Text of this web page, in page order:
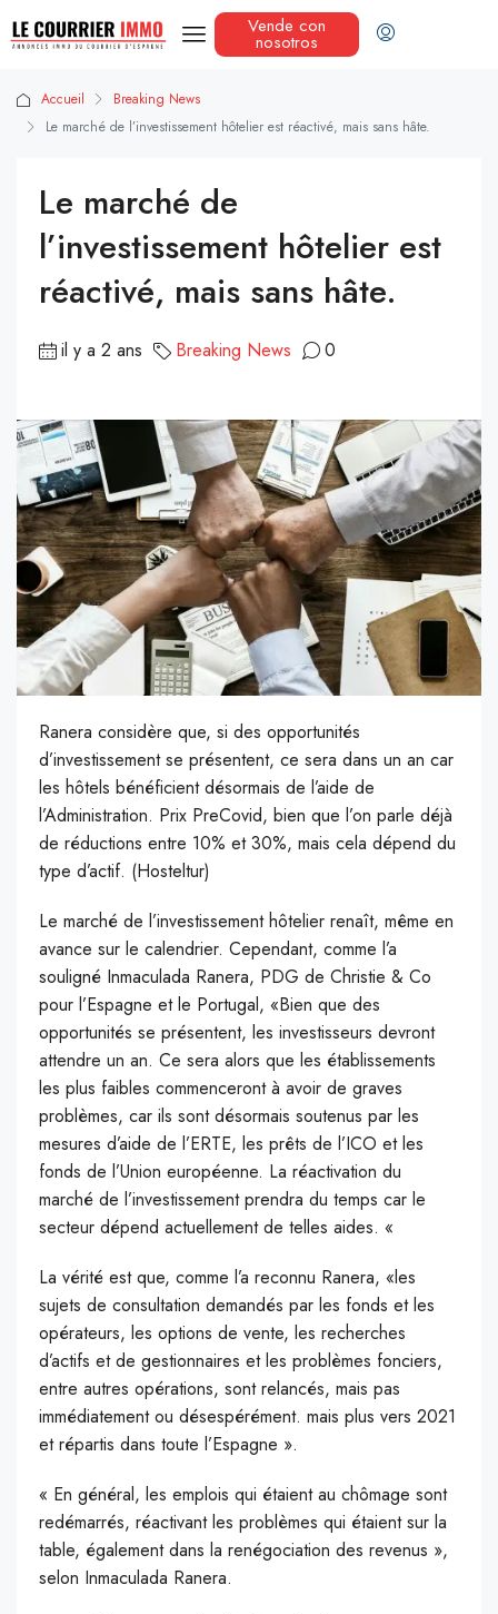
Vende con
nosotros
Accueil
Breaking News
Le marché de l’investissement hôtelier est réactivé, mais sans hâte.
Le marché de
l’investissement hôtelier est
réactivé, mais sans hâte.
il y a 2 ans Breaking News 0
Ranera considère que, si des opportunités
d’investissement se présentent, ce sera dans un an car
les hôtels bénéficient désormais de l’aide de
l’Administration. Prix ​​PreCovid, bien que l’on parle déjà
de réductions entre 10% et 30%, mais cela dépend du
type d’actif. (Hosteltur)
Le marché de l’investissement hôtelier renaît, même en
avance sur le calendrier. Cependant, comme l’a
souligné Inmaculada Ranera, PDG de Christie & Co
pour l’Espagne et le Portugal, «Bien que des
opportunités se présentent, les investisseurs devront
attendre un an. Ce sera alors que les établissements
les plus faibles commenceront à avoir de graves
problèmes, car ils sont désormais soutenus par les
mesures d’aide de l’ERTE, les prêts de l’ICO et les
fonds de l’Union européenne. La réactivation du
marché de l’investissement prendra du temps car le
secteur dépend actuellement de telles aides. «
La vérité est que, comme l’a reconnu Ranera, «les
sujets de consultation demandés par les fonds et les
opérateurs, les options de vente, les recherches
d’actifs et de gestionnaires et les problèmes fonciers,
entre autres opérations, sont relancés, mais pas
immédiatement ou désespérément. mais plus vers 2021
et répartis dans toute l’Espagne ».
« En général, les emplois qui étaient au chômage sont
redémarrés, réactivant les problèmes qui étaient sur la
table, également dans la renégociation des revenus »,
selon Inmaculada Ranera.